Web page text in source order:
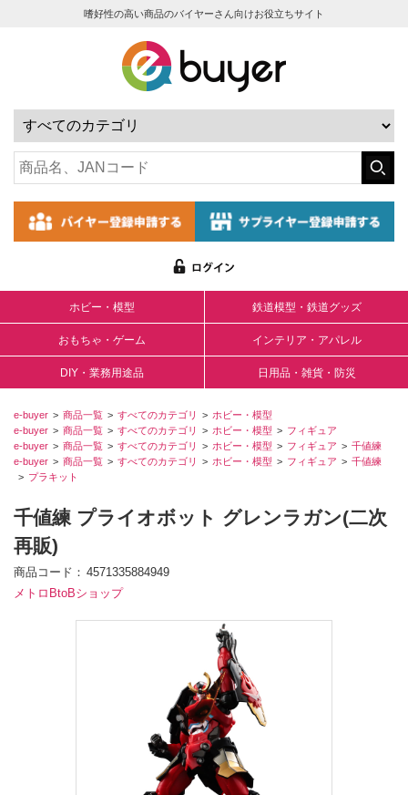
嗜好性の高い商品のバイヤーさん向けお役立ちサイト
ホビー・模型 鉄道模型・鉄道グッズ
おもちゃ・ゲーム インテリア・アパレル
DIY・業務用途品 日用品・雑貨・防災
e-buyer 商品一覧 すべてのカテゴリ
ホビー・模型
e-buyer
商品一覧 すべてのカテゴリ ホビー・模型
フィギュア
e-buyer
商品一覧 すべてのカテゴリ ホビー・模型 フィギュア
千値練
e-buyer
商品一覧 すべてのカテゴリ ホビー・模型 フィギュア
千値練
プラキット
千値練 プライオボット グレンラガン(二次
再販)
商品コード
4571335884949
メトロBtoBショップ